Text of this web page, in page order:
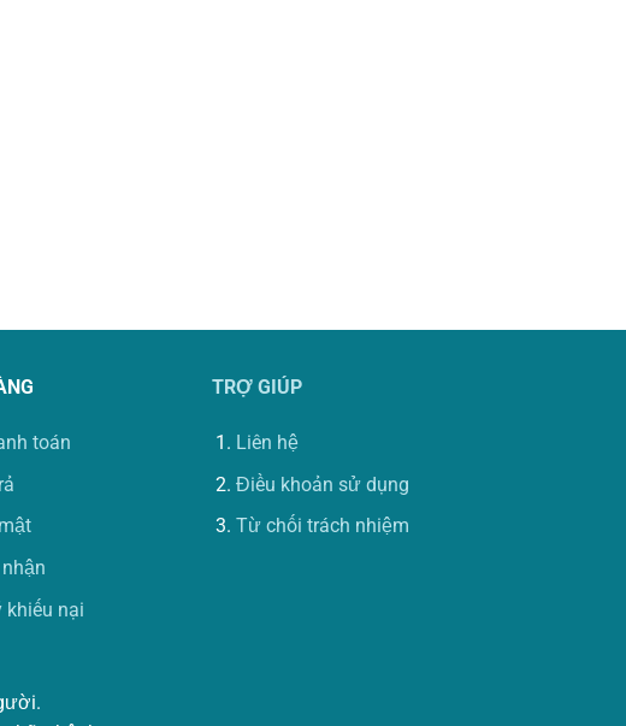
toán
khiếu nại
TRỢ GIÚP
Liên hệ
Điều khoản sử dụng
Từ chối trách nhiệm